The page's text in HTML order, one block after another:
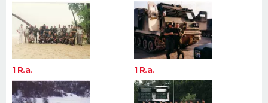
1 R.a. 1 R.a.